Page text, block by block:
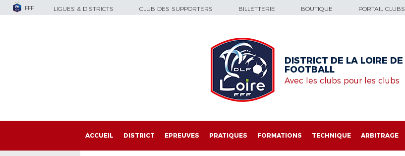
FFF LIGUES & DISTRICTS CLUB DES SUPPORTERS BILLETTERIE BOUTIQUE PORTAIL CLUBS
DISTRICT DE LA LOIRE DE
FOOTBALL
Avec les clubs pour les clubs
ACCUEIL DISTRICT EPREUVES PRATIQUES FORMATIONS TECHNIQUE ARBITRAGE